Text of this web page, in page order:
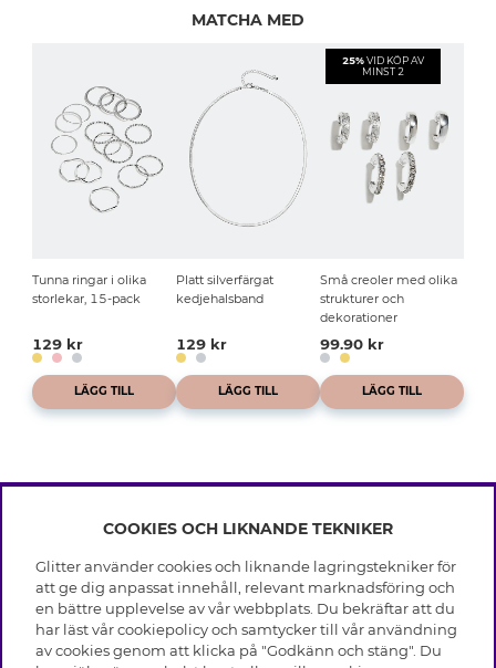
MATCHA MED
Tunna ringar i olika
storlekar, 15-pack
129 kr
LÄGG TILL
Platt silverfärgat
kedjehalsband
129 kr
LÄGG TILL
25% VID KÖP AV
MINST 2
Små creoler med olika
strukturer och
dekorationer
99.90 kr
LÄGG TILL
INFO
Leverans
Villkor
Integritetspolicy
Cookies
OM GLITTER
Black Friday
Våra butiker
HJÄLP
COOKIES OCH LIKNANDE TEKNIKER
Glitter använder cookies och liknande lagringstekniker för
att ge dig anpassat innehåll, relevant marknadsföring och
en bättre upplevelse av vår webbplats. Du bekräftar att du
har läst vår cookiepolicy och samtycker till vår användning
av cookies genom att klicka på "Godkänn och stäng". Du